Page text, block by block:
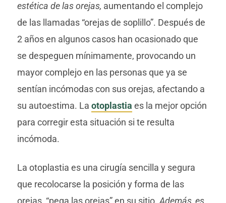
estética de las orejas, aumentando el complejo
de las llamadas “orejas de soplillo”. Después de
2 años en algunos casos han ocasionado que
se despeguen mínimamente, provocando un
mayor complejo en las personas que ya se
sentían incómodas con sus orejas, afectando a
su autoestima. La otoplastia es la mejor opción
para corregir esta situación si te resulta
incómoda.
La otoplastia es una cirugía sencilla y segura
que recolocarse la posición y forma de las
orejas, “pega las orejas” en su sitio. Además, es